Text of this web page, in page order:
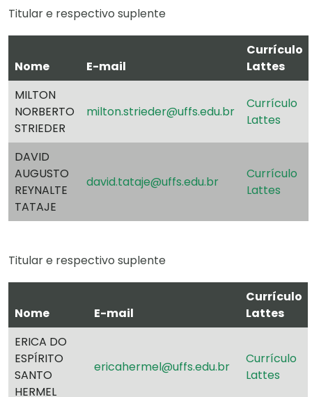
Titular e respectivo suplente
Nome E-mail
Currículo
Lattes
MILTON
NORBERTO
STRIEDER
milton.strieder@uffs.edu.br
Currículo
Lattes
DAVID
AUGUSTO
REYNALTE
TATAJE
david.tataje@uffs.edu.br
Currículo
Lattes
Titular e respectivo suplente
Nome E-mail
Currículo
Lattes
ERICA DO
ESPÍRITO
SANTO
HERMEL
ericahermel@uffs.edu.br
Currículo
Lattes